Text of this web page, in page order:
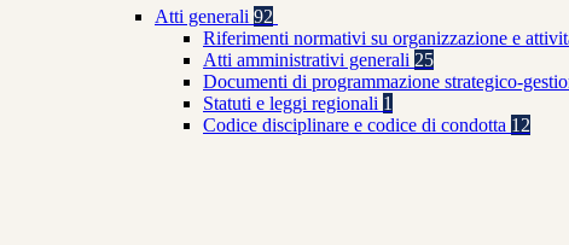
Atti generali 92
Riferimenti normativi su organizzazione e
Atti amministrativi generali 25
Documenti di programmazione strategico-
Statuti e leggi regionali 1
Codice disciplinare e codice di condotta 12